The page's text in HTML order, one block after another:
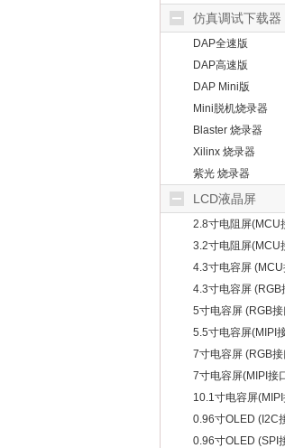
仿真调试下载器
DAP全速版
DAP高速版
DAP Mini版
Mini脱机烧录器
Blaster 烧录器
Xilinx 烧录器
紫光 烧录器
LCD液晶屏
2.8寸电阻屏(MCU
3.2寸电阻屏(MCU
4.3寸电容屏
4.3寸电容屏 (RGB
5寸电容屏 (RGB
5.5寸电容屏(MIPI
7寸电容屏 (RGB
7寸电容屏(MIPI接
10.1寸电容屏
0.96寸OLED (I2C
0.96寸OLED (SPI